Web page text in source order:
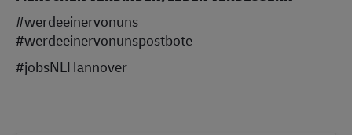
#werdeeinervonuns
#werdeeinervonunspostbote
#jobsNLHannover